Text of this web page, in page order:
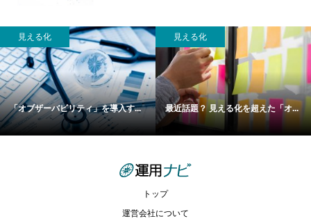
見える化
「オブザーバビリティ」を導入す...
見える化
最近話題？ 見える化を超えた「オ...
トップ
運営会社について